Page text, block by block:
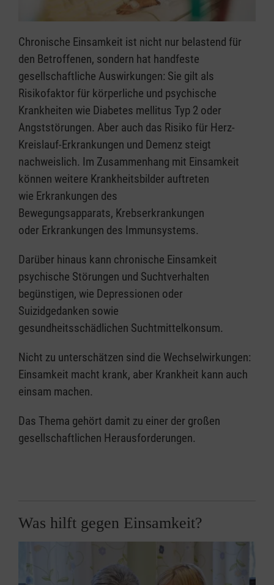
Chronische Einsamkeit ist nicht nur belastend für
den Betroffenen, sondern hat handfeste
gesellschaftliche Auswirkungen: Sie gilt als
Risikofaktor für körperliche und psychische
Krankheiten wie Diabetes mellitus Typ 2 oder
Angststörungen. Aber auch das Risiko für Herz-
Kreislauf-Erkrankungen und Demenz steigt
nachweislich. Im Zusammenhang mit Einsamkeit
können weitere Krankheitsbilder auftreten
wie Erkrankungen des
Bewegungsapparats, Krebserkrankungen
oder Erkrankungen des Immunsystems.
Darüber hinaus kann chronische Einsamkeit
psychische Störungen und Suchtverhalten
begünstigen, wie Depressionen oder
Suizidgedanken sowie
gesundheitsschädlichen Suchtmittelkonsum.
Nicht zu unterschätzen sind die Wechselwirkungen:
Einsamkeit macht krank, aber Krankheit kann auch
einsam machen.
Das Thema gehört damit zu einer der großen
gesellschaftlichen Herausforderungen.
Was hilft gegen Einsamkeit?